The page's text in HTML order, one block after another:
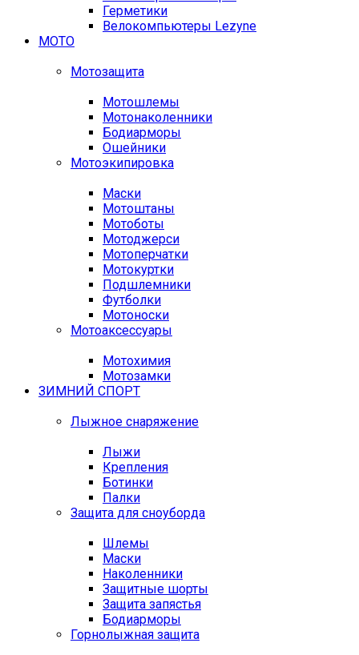
Герметики
Велокомпьютеры Lezyne
МОТО
Мотозащита
Мотошлемы
Мотонаколенники
Бодиарморы
Ошейники
Мотоэкипировка
Маски
Мотоштаны
Мотоботы
Мотоджерси
Мотоперчатки
Мотокуртки
Подшлемники
Футболки
Мотоноски
Мотоаксессуары
Мотохимия
Мотозамки
ЗИМНИЙ СПОРТ
Лыжное снаряжение
Лыжи
Крепления
Ботинки
Палки
Защита для сноуборда
Шлемы
Маски
Наколенники
Защитные шорты
Защита запястья
Бодиарморы
Горнолыжная защита